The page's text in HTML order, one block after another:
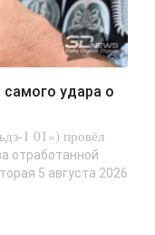
1 01») провёл
отработанной
5 августа 2026